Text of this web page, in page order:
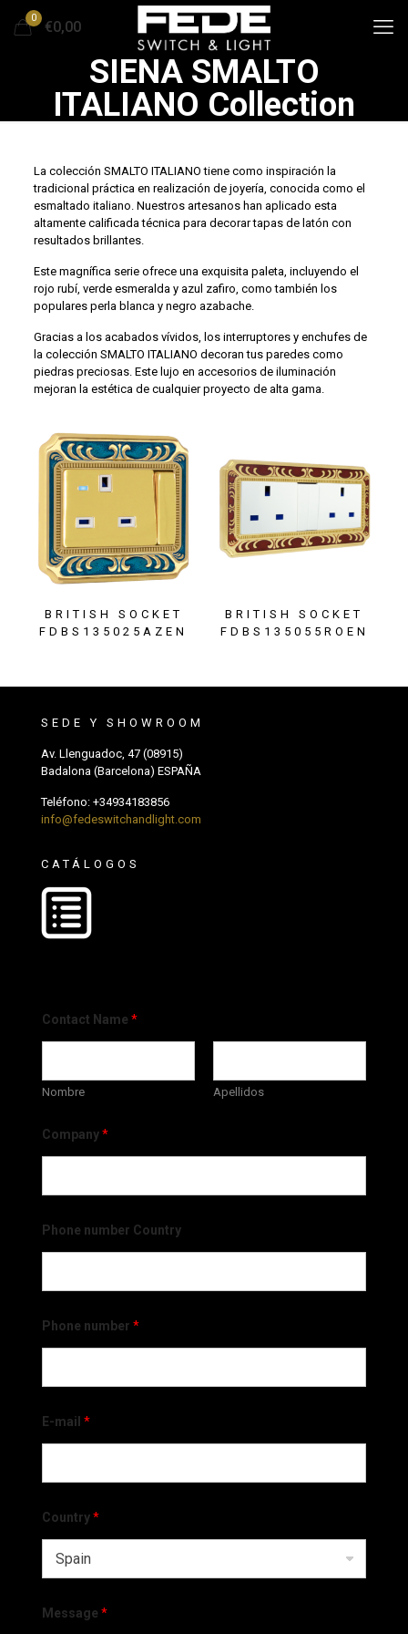
0
€0,00
SIENA SMALTO
ITALIANO Collection
La colección SMALTO ITALIANO tiene como inspiración la
tradicional práctica en realización de joyería, conocida como el
esmaltado italiano. Nuestros artesanos han aplicado esta
altamente calificada técnica para decorar tapas de latón con
resultados brillantes.
Este magnífica serie ofrece una exquisita paleta, incluyendo el
rojo rubí, verde esmeralda y azul zafiro, como también los
populares perla blanca y negro azabache.
Gracias a los acabados vívidos, los interruptores y enchufes de
la colección SMALTO ITALIANO decoran tus paredes como
piedras preciosas. Este lujo en accesorios de iluminación
mejoran la estética de cualquier proyecto de alta gama.
BRITISH SOCKET
FDBS135025AZEN
BRITISH SOCKET
FDBS135055ROEN
SEDE Y SHOWROOM
Av. Llenguadoc, 47 (08915)
Badalona (Barcelona) ESPAÑA
Teléfono: +34934183856
info@fedeswitchandlight.com
CATÁLOGOS
Contact Name *
Nombre Apellidos
Company*
Phone number Country
Phone number *
E-mail *
Country*
Message *